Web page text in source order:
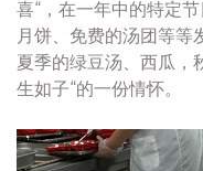
喜“，在一年中的特定
月饼、免费的汤团等等
夏季的绿豆汤、西瓜，
生如子“的一份情怀。